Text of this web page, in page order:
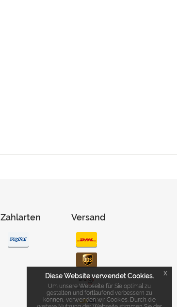
Zahlarten Versand
Diese Website verwendet Cookies.
Um unsere Webseite für Sie optimal zu
gestalten und fortlaufend verbessern zu
können, verwenden wir Cookies. Durch die
x